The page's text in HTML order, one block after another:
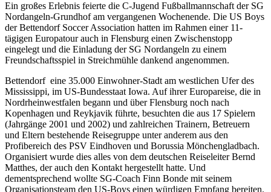
Ein großes Erlebnis feierte die C-Jugend Fußballmannschaft der SG
Nordangeln-Grundhof am vergangenen Wochenende. Die US Boys
der Bettendorf Soccer Association hatten im Rahmen einer 11-
tägigen Europatour auch in Flensburg einen Zwischenstopp
eingelegt und die Einladung der SG Nordangeln zu einem
Freundschaftsspiel in Streichmühle dankend angenommen.
Bettendorf eine 35.000 Einwohner-Stadt am westlichen Ufer des
Mississippi, im US-Bundesstaat Iowa. Auf ihrer Europareise, die in
Nordrheinwestfalen begann und über Flensburg noch nach
Kopenhagen und Reykjavik führte, besuchten die aus 17 Spielern
(Jahrgänge 2001 und 2002) und zahlreichen Trainern, Betreuern
und Eltern bestehende Reisegruppe unter anderem aus den
Profibereich des PSV Eindhoven und Borussia Mönchengladbach.
Organisiert wurde dies alles von dem deutschen Reiseleiter Bernd
Matthes, der auch den Kontakt hergestellt hatte. Und
dementsprechend wollte SG-Coach Finn Bonde mit seinem
Organisationsteam den US-Boys einen würdigen Empfang bereiten.